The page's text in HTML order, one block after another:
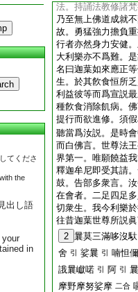
てくださ
the
出し語
in
法。持誦法教修諸
乃至無上佛道成就
故。勇猛強力擔負
行者亦然身力安健
大利樂亦不爲難。
名曰迦葉如來應正
生。於其飮食恒所
利益彼等而爲宣説
種飮食消除飢病。
提行而欲進修。須
聽當爲汝説。是時
而白佛言。世尊法
界第一。唯願饒益
釋迦牟尼即受其請
鼓。告部多衆言。
在會者。二足四足
切衆生。我今利樂
往昔迦葉世尊所説
2 曩莫三滿哆沒馱
舍 引 娑曩 引 喃怛
誐曩巘喏 引 阿 引
摩野摩努娑摩 二合